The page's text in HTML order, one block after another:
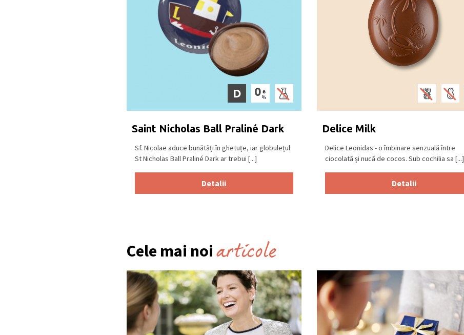
D
Saint Nicholas Ball Praliné Dark
Sf. Nicolae aduce bunătăți în ghetuțe, iar globulețul
St Nicholas Ball Praliné Dark ar trebui [...]
Detalii
Delice Milk
Delice Leonidas - o îmbinare senzuală între
ciocolată și nucă de cocos. Sub cochilia sa [...]
Detalii
Cele mai noi articole